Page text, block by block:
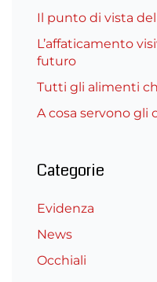
Il punto di vista
L’affaticamento
futuro
Tutti gli alimenti
A cosa servono gli
Categorie
Evidenza
News
Occhiali